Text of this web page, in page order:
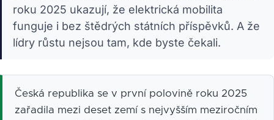
roku 2025 ukazují, že elektrická mobilita
funguje i bez štědrých státních příspěvků. A že
lídry růstu nejsou tam, kde byste čekali.
Česká republika se v první polovině roku 2025
zařadila mezi deset zemí s nejvyšším meziročním